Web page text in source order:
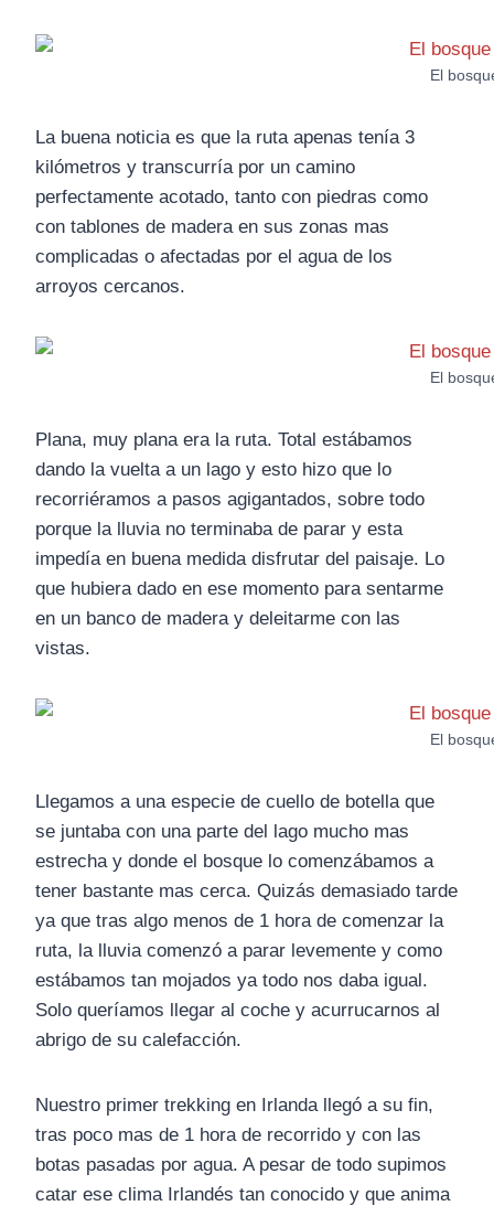
El
La buena noticia es que la ruta apenas tenía 3
kilómetros y transcurría por un camino
perfectamente acotado, tanto con piedras como
con tablones de madera en sus zonas mas
complicadas o afectadas por el agua de los
arroyos cercanos.
El
Plana, muy plana era la ruta. Total estábamos
dando la vuelta a un lago y esto hizo que lo
recorriéramos a pasos agigantados, sobre todo
porque la lluvia no terminaba de parar y esta
impedía en buena medida disfrutar del paisaje. Lo
que hubiera dado en ese momento para sentarme
en un banco de madera y deleitarme con las
vistas.
El
Llegamos a una especie de cuello de botella que
se juntaba con una parte del lago mucho mas
estrecha y donde el bosque lo comenzábamos a
tener bastante mas cerca. Quizás demasiado tarde
ya que tras algo menos de 1 hora de comenzar la
ruta, la lluvia comenzó a parar levemente y como
estábamos tan mojados ya todo nos daba igual.
Solo queríamos llegar al coche y acurrucarnos al
abrigo de su calefacción.
Nuestro primer trekking en Irlanda llegó a su fin,
tras poco mas de 1 hora de recorrido y con las
botas pasadas por agua. A pesar de todo supimos
catar ese clima Irlandés tan conocido y que anima